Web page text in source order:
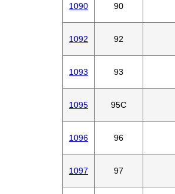
1090 90
1092 92
1093 93
1095 95C
1096 96
1097 97